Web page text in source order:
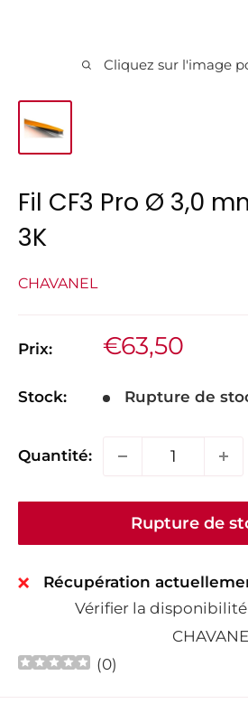
Cliquez sur l'image
Fil CF3 Pro Ø 3,0
3K
CHAVANEL
Prix:
Prix
€63,50
Stock: Rupture de
Quantité:
Rupture de
Récupération
Vérifier la
(0)